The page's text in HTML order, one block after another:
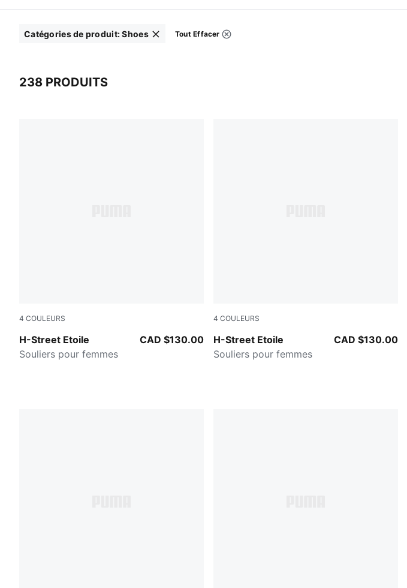
Cliquez pour effacer
Catégories de produit:Shoes Tout Effacer
Filtres
238 PRODUITS
4 COULEURS
H-Street Etoile
Buttercream-Vapor Gray-PUMA White
Souliers pour femmes
CAD $130.00
4 COULEURS
H-Street Etoile
Sage Glow-Warm White
Souliers pour femmes
CAD $130.00